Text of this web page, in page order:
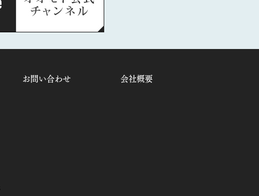
お問い合わせ 会社概要